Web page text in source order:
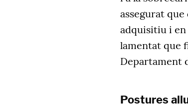
assegurat
adquisitiu i en
lamentat que
Departament
Postures